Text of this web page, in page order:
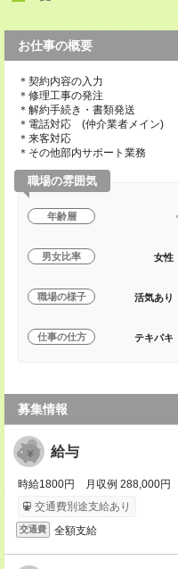
お仕事の概要
＊契約内容の入力
＊修理工事の発注
＊解約手続き・書類発送
＊電話対応 (仲介業者メイン)
＊来客対応
＊その他部内サポート業務
職場の雰囲気
年齢層
男女比率 女性
職場の様子 活気あり
仕事の仕方 テキパキ
募集情報
給与
時給1800円 月収例 288,000円
交通費別途支給あり
交通費 全額支給